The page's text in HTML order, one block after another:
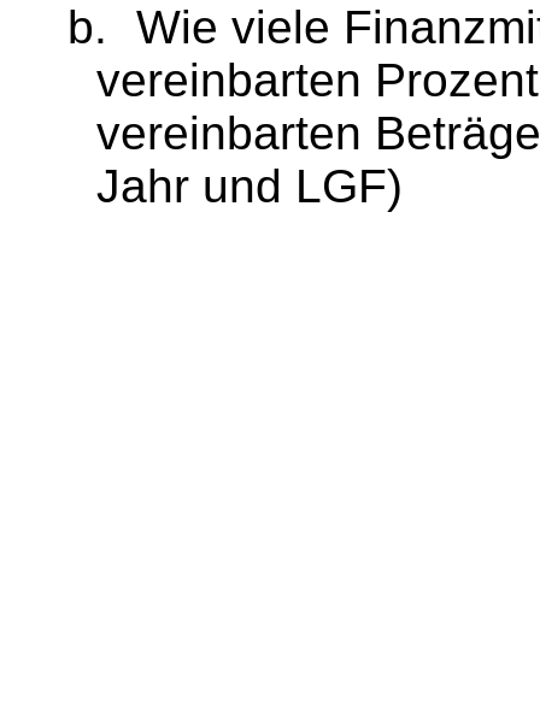
b.
Wie viele
vereinbarten
vereinbarten
Jahr und LGF)